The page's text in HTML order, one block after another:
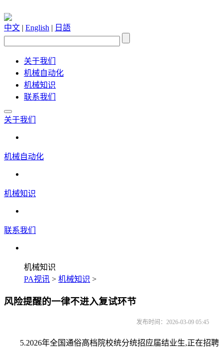
中文 | English | 日語
关于我们
机械自动化
机械知识
联系我们
关于我们
机械自动化
机械知识
联系我们
机械知识
PA视讯 > 机械知识 >
风险提醒的一律不进入复试环节
发布时间：2026-03-09 05:45
5.2026年全国通俗高档院校统分统招应届结业生,正在招聘